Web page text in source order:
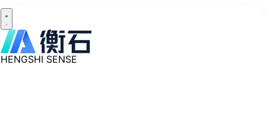
HENGSHI SENSE